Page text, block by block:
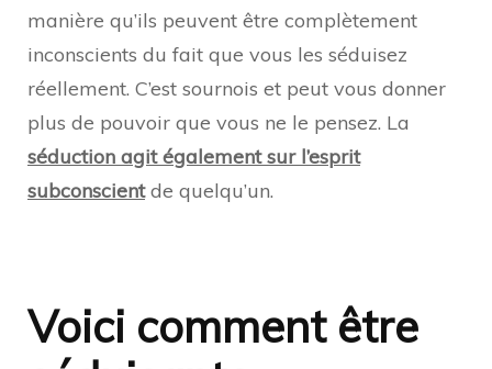
manière qu’ils peuvent être complètement
inconscients du fait que vous les séduisez
réellement. C’est sournois et peut vous donner
plus de pouvoir que vous ne le pensez. La
séduction agit également sur l’esprit
subconscientde quelqu’un.
Voici comment être